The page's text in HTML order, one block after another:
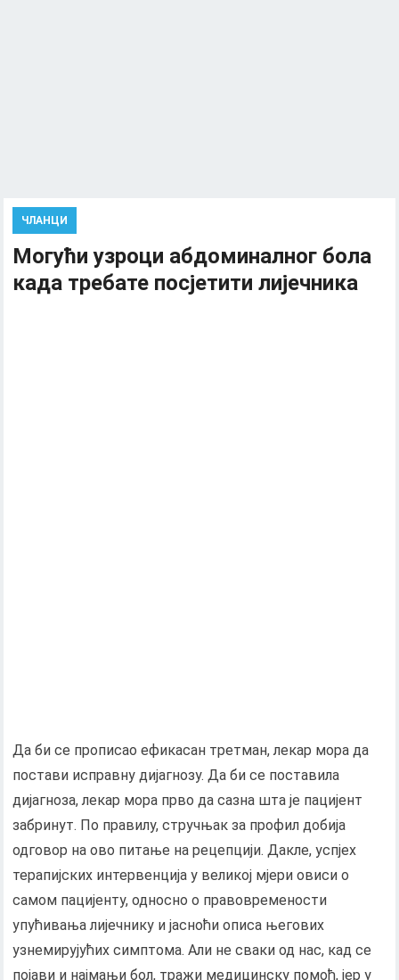
ЧЛАНЦИ
Могући узроци абдоминалног бола
када требате посјетити лијечника
Да би се прописао ефикасан третман, лекар мора да
постави исправну дијагнозу. Да би се поставила
дијагноза, лекар мора прво да сазна шта је пацијент
забринут. По правилу, стручњак за профил добија
одговор на ово питање на рецепцији. Дакле, успјех
терапијских интервенција у великој мјери овиси о
самом пацијенту, односно о правовремености
упућивања лијечнику и јасноћи описа његових
узнемирујућих симптома. Али не сваки од нас, кад се
појави и најмањи бол, тражи медицинску помоћ, јер у